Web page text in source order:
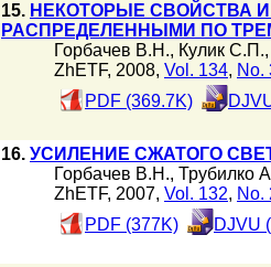
15. НЕКОТОРЫЕ СВОЙСТВА
РАСПРЕДЕЛЕННЫМИ ПО
Горбачев В.Н., Кулик С.П.
ZhETF, 2008, Vol. 134, No.
PDF (369.7K)
16. УСИЛЕНИЕ СЖАТОГО
Горбачев В.Н., Трубилко
ZhETF, 2007, Vol. 132, No.
PDF (377K)
DJVU